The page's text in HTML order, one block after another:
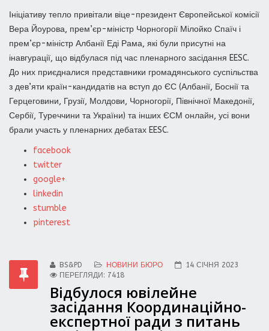
Ініціативу тепло привітали віце-президент Європейської комісії
Вера Йоурова, прем’єр-міністр Чорногорії Мілойко Спаїч і
прем’єр-міністр Албанії Еді Рама, які були присутні на
інавгурації, що відбулася під час пленарного засідання EESC.
До них приєдналися представники громадянського суспільства
з дев’яти країн-кандидатів на вступ до ЄС (Албанії, Боснії та
Герцеговини, Грузії, Молдови, Чорногорії, Північної Македонії,
Сербії, Туреччини та України) та інших ЄСМ онлайн, усі вони
брали участь у пленарних дебатах EESC.
facebook
twitter
google+
linkedin
stumble
pinterest
BS&PD НОВИНИ БЮРО
14 СІЧНЯ 2023
ПЕРЕГЛЯДИ: 7418
Відбулося ювілейне
засідання Координаційно-
експертної ради з питань